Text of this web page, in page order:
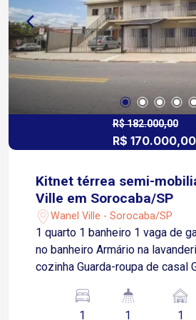
para área íntima 3 dormitórios sendo uma suíte
com porta balcão para área
social com box em vidro
acabamento em mármore
espaço closet. Portas e janelas
automatizadas. Banheiro
pelo quintal, área ampla para
coberta com 2 entradas Acabamento em
molduras em gesso em todo
vagas de garagem sendo 1
R$ 182.000,00
R$
Kitnet térrea semi-mobiliada no Wanel
Ville em Sorocaba/SP
Wanel Ville - Sorocaba/SP
1 quarto 1 banheiro 1 vaga de
no banheiro Armário na
cozinha Guarda-roupa de casal
Ventilador de teto Localização excelente: A 200
1 1 1